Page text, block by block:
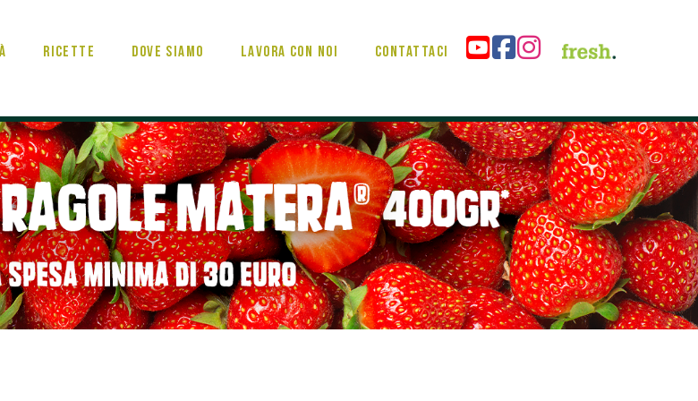
Ricette Dove Siamo Lavora con noi Contattaci